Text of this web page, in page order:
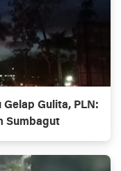
Gulita, PLN:
Sumbagut